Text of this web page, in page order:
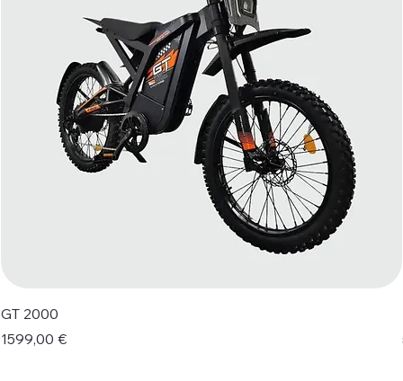
GT 2000
Prezzo
1599,00 €